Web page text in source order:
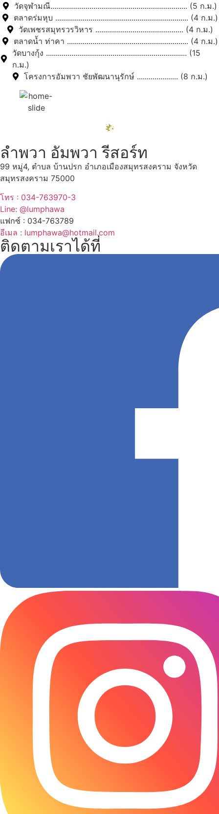
วัดจุฬามณี...................................................................... (5 ก.ม.)
ตลาดร่มหุบ .................................................................... (4 ก.ม.)
วัดเพชรสมุทรวรวิหาร ............................................. (4 ก.ม.)
ตลาดน้ำ ท่าคา .............................................................. (4 ก.ม.)
วัดบางกุ้ง ........................................................................ (15
ก.ม.)
โครงการอัมพวา ชัยพัฒนานุรักษ์ ..................... (8 ก.ม.)
ลำพวา อัมพวา รีสอร์ท
99 หมู่4, ตำบล บ้านปรก อำเภอเมืองสมุทรสงคราม จังหวัด
สมุทรสงคราม 75000
โทร : 034-763970-3
Line: @lumphawa
แฟกซ์ : 034-763789
อีเมล : lumphawa@hotmail.com
ติดตามเราได้ที่